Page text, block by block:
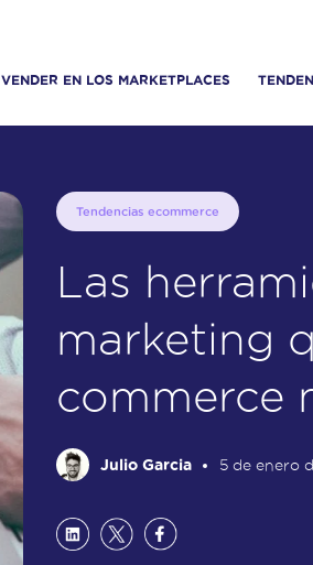
VENDER EN LOS MARKETPLACES
Tendencias ecommerce
Las
marketing
commerce
Julio Garcia 5 de enero